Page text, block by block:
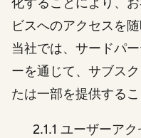
ビスへのアクセスを
当社では、サードパ
ーを通じて、サブス
たは一部を提供するこ
2.1.1 ユーザーア